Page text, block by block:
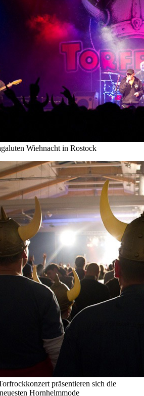
Wiehnacht in Rostock
präsentieren sich die
Hornhelmmode